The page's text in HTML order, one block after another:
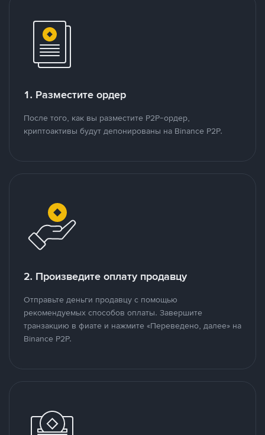
1. Разместите ордер
После того, как вы разместите P2P-ордер,
криптоактивы будут депонированы на Binance P2P.
2. Произведите оплату продавцу
Отправьте деньги продавцу с помощью
рекомендуемых способов оплаты. Завершите
транзакцию в фиате и нажмите «Переведено, далее» на
Binance P2P.